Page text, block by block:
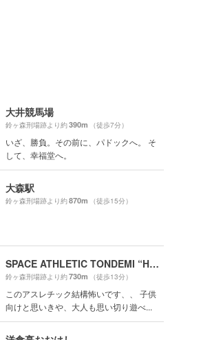
大井競馬場
鈴ヶ森刑場跡より約390m （徒歩7分）
いざ、勝負。その前に、パドックへ。 そ
して、幸福堂へ。
大森駅
鈴ヶ森刑場跡より約870m （徒歩15分）
SPACE ATHLETIC TONDEMI “HEIWAJIMA”（スペースアスレチックトンデミ”ヘイワジマ”）
鈴ヶ森刑場跡より約730m （徒歩13分）
このアスレチック結構怖いです、、 子供
向けと思いきや、大人も思い切り遊べ...